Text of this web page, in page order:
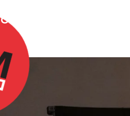
Over Omdenken